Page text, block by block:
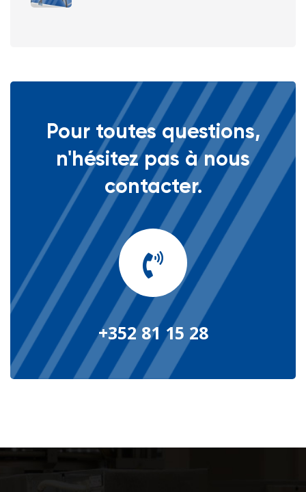
Pour toutes questions,
n'hésitez pas à nous
contacter.
+352 81 15 28